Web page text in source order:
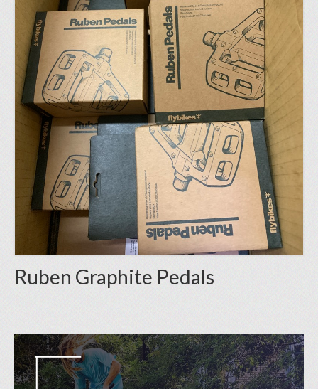
Ruben Graphite Pedals